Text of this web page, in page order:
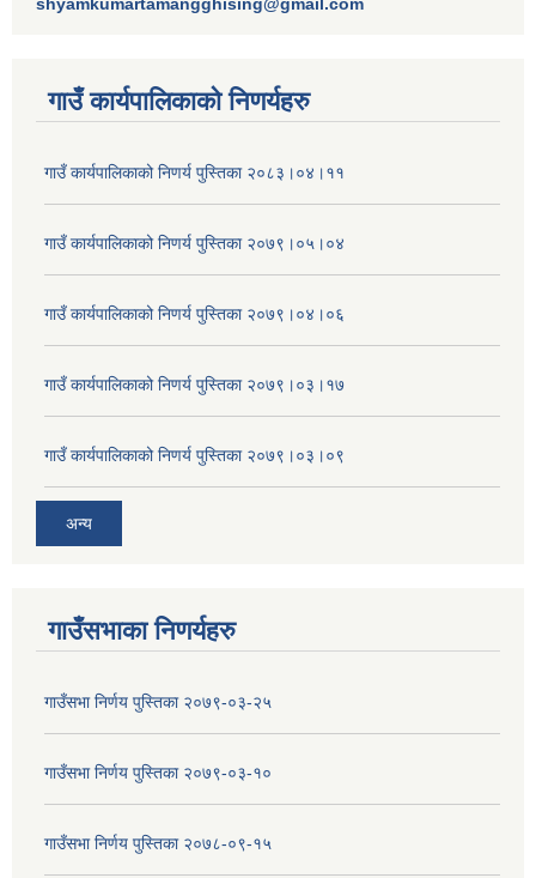
shyamkumartamangghising@gmail.com
गाउँ कार्यपालिकाकाे निणर्यहरु
गाउँ कार्यपालिकाको निणर्य पुस्तिका २०८३।०४।११
गाउँ कार्यपालिकाको निणर्य पुस्तिका २०७९।०५।०४
गाउँ कार्यपालिकाको निणर्य पुस्तिका २०७९।०४।०६
गाउँ कार्यपालिकाको निणर्य पुस्तिका २०७९।०३।१७
गाउँ कार्यपालिकाको निणर्य पुस्तिका २०७९।०३।०९
अन्य
गाउँसभाका निणर्यहरु
गाउँसभा निर्णय पुस्तिका २०७९-०३-२५
गाउँसभा निर्णय पुस्तिका २०७९-०३-१०
गाउँसभा निर्णय पुस्तिका २०७८-०९-१५